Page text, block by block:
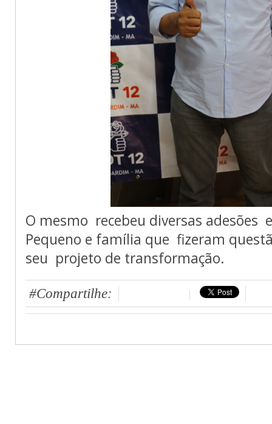
O mesmo recebeu diversas adesões
Pequeno e família que fizeram
seu projeto de transformação.
#Compartilhe: